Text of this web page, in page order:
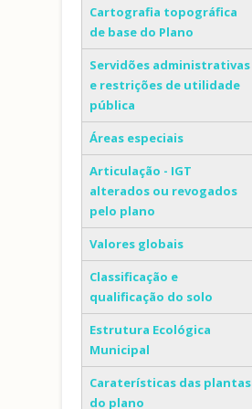
Cartografia topográfica
de base do Plano
Servidões administrativas
e restrições de utilidade
pública
Áreas especiais
Articulação - IGT
alterados ou revogados
pelo plano
Valores globais
Classificação e
qualificação do solo
Estrutura Ecológica
Municipal
Caraterísticas das plantas
do plano